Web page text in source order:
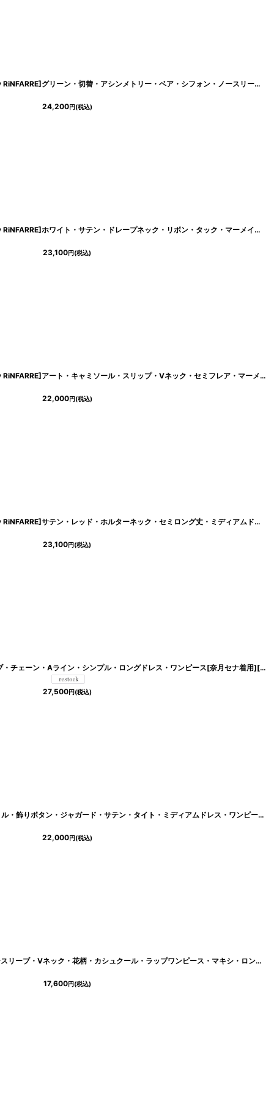
[eg-c01032-6381 ] [ S-Lサイズ / 1カラー ][Eclet-Grelot by RiNFARRE]グリーン・切替・アシンメトリー・ベア・シフォン・ノースリーブ・ロングドレス・エクラグレロ [薗田杏奈着用][送料無料]
24,200円(税込)
[ S-Lサイズ / 1カラー ][Eclet-Grelot by RiNFARRE]ホワイト・サテン・ドレープネック・リボン・タック・マーメイド・ノースリーブ・ミディアムドレス・エクラグレロ [奈月セナ着用][送料無料]
23,100円(税込)
[eg-c01012-6361] [ S-Lサイズ / 1カラー ][Eclet-Grelot by RiNFARRE]アート・キャミソール・スリップ・Vネック・セミフレア・マーメイド・ノースリーブ・ミモレ丈・ロングドレス・エクラグレロ [奈月セナ着用][送料無料]
22,000円(税込)
[cd-k06301p] [ S-Lサイズ / 1カラー ][Éclet-Grelot by RiNFARRE]サテン・レッド・ホルターネック・セミロング丈・ミディアムドレス・エクラグレロ [奈月セナ着用][送料無料]
23,100円(税込)
[ eg-c01001-6350] [韓国製][rinfarre] サテン・ノースリーブ・チェーン・Aライン・シンプル・ロングドレス・ワンピース[奈月セナ着用][送料無料]
27,500円(税込)
] [韓国製][rinfarre]オフショルダー・フリル・飾りボタン・ジャガード・サテン・タイト・ミディアムドレス・ワンピース[山崎みどり着用][送料無料]mywh
22,000円(税込)
] [ フリーサイズ / 1カラー ][rinfarre]ノースリーブ・Vネック・花柄・カシュクール・ラップワンピース・マキシ・ロングドレス・ワンピース[薗田杏奈着用][送料無料]
17,600円(税込)